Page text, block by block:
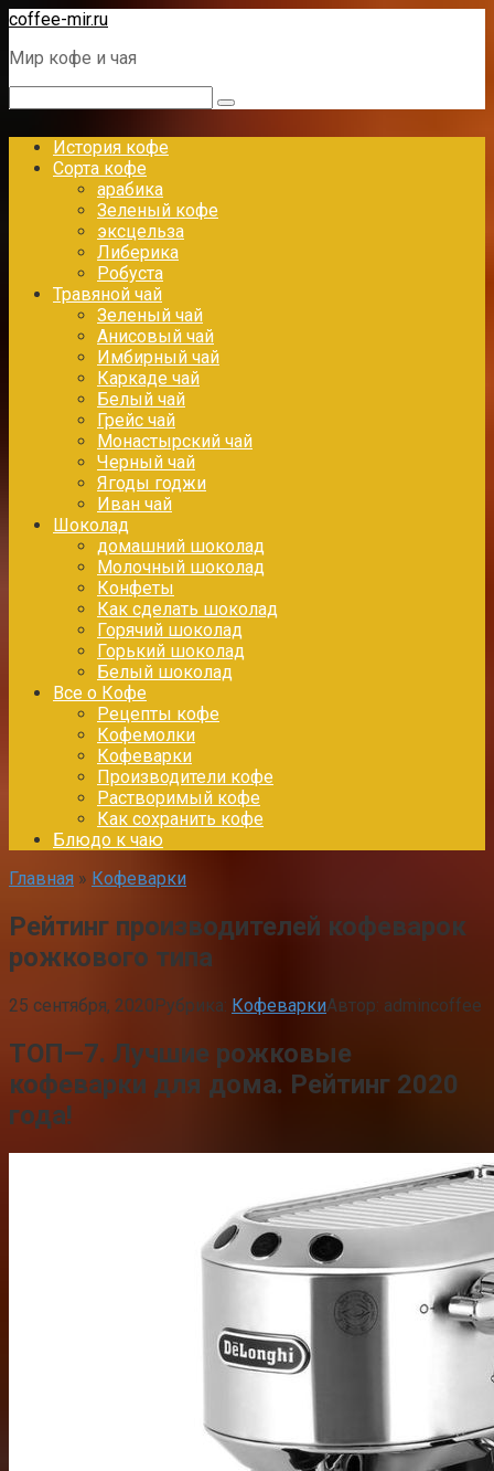
Перейти
контенту
coffee-mir.ru
Мир кофе и чая
История кофе
Сорта кофе
арабика
Зеленый кофе
эксцельза
Либерика
Робуста
Травяной чай
Зеленый чай
Анисовый чай
Имбирный чай
Каркаде чай
Белый чай
Грейс чай
Монастырский чай
Черный чай
Ягоды годжи
Иван чай
Шоколад
домашний шоколад
Молочный шоколад
Конфеты
Как сделать шоколад
Горячий шоколад
Горький шоколад
Белый шоколад
Все о Кофе
Рецепты кофе
Кофемолки
Кофеварки
Производители кофе
Растворимый кофе
Как сохранить кофе
Блюдо к чаю
Главная » Кофеварки
Рейтинг производителей кофеварок
рожкового типа
25 сентября, 2020Рубрика: КофеваркиАвтор: admincoffee
ТОП—7. Лучшие рожковые
кофеварки для дома. Рейтинг 2020
года!